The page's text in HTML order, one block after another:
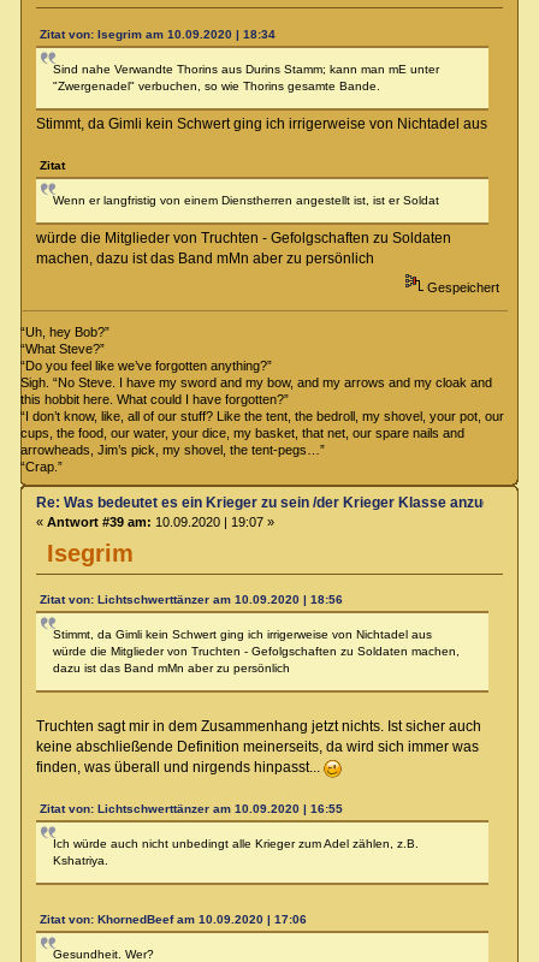
Zitat von: Isegrim am 10.09.2020 | 18:34
Sind nahe Verwandte Thorins aus Durins Stamm; kann man mE unter
"Zwergenadel" verbuchen, so wie Thorins gesamte Bande.
Stimmt, da Gimli kein Schwert ging ich irrigerweise von Nichtadel aus
Zitat
Wenn er langfristig von einem Dienstherren angestellt ist, ist er Soldat
würde die Mitglieder von Truchten - Gefolgschaften zu Soldaten
machen, dazu ist das Band mMn aber zu persönlich
Gespeichert
“Uh, hey Bob?”
“What Steve?”
“Do you feel like we’ve forgotten anything?”
Sigh. “No Steve. I have my sword and my bow, and my arrows and my cloak and
this hobbit here. What could I have forgotten?”
“I don’t know, like, all of our stuff? Like the tent, the bedroll, my shovel, your pot, our
cups, the food, our water, your dice, my basket, that net, our spare nails and
arrowheads, Jim’s pick, my shovel, the tent-pegs…”
“Crap.”
Isegrim
Re: Was bedeutet es ein Krieger zu sein /der Krieger Klasse
« Antwort #39 am: 10.09.2020 | 19:07 »
Zitat von: Lichtschwerttänzer am 10.09.2020 | 18:56
Stimmt, da Gimli kein Schwert ging ich irrigerweise von Nichtadel aus
würde die Mitglieder von Truchten - Gefolgschaften zu Soldaten machen,
dazu ist das Band mMn aber zu persönlich
Truchten sagt mir in dem Zusammenhang jetzt nichts. Ist sicher auch
keine abschließende Definition meinerseits, da wird sich immer was
finden, was überall und nirgends hinpasst...
Zitat von: Lichtschwerttänzer am 10.09.2020 | 16:55
Ich würde auch nicht unbedingt alle Krieger zum Adel zählen, z.B.
Kshatriya.
Zitat von: KhornedBeef am 10.09.2020 | 17:06
Gesundheit. Wer?